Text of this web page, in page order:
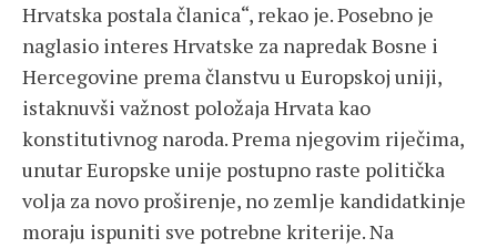
Hrvatska postala članica“, rekao je. Posebno je
naglasio interes Hrvatske za napredak Bosne i
Hercegovine prema članstvu u Europskoj uniji,
istaknuvši važnost položaja Hrvata kao
konstitutivnog naroda. Prema njegovim riječima,
unutar Europske unije postupno raste politička
volja za novo proširenje, no zemlje kandidatkinje
moraju ispuniti sve potrebne kriterije. Na